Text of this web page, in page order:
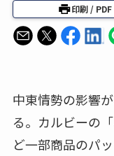
印刷 / PDF
中東情勢の影響
る。カルビーの
ど一部商品のパ